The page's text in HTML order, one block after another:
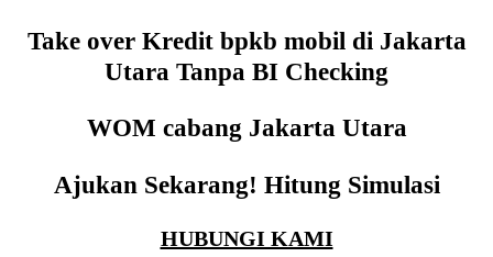
Take over Kredit bpkb mobil di Jakarta
Utara Tanpa BI Checking
WOM cabang Jakarta Utara
Ajukan Sekarang! Hitung Simulasi
HUBUNGI KAMI